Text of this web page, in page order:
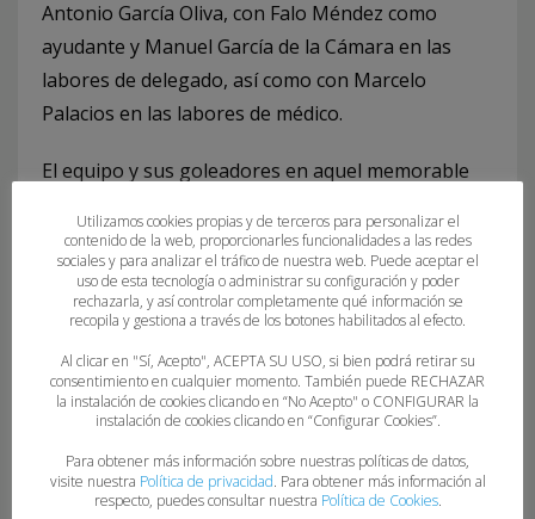
Antonio García Oliva, con Falo Méndez como
ayudante y Manuel García de la Cámara en las
labores de delegado, así como con Marcelo
Palacios en las labores de médico.
El equipo y sus goleadores en aquel memorable
Antonio (porteros), Armesto, Paraja, Herrero (1 de
penalti), Mariano (1), Meana (1), Isaías (2), Miguel
(2), Viña (2), Alfonso (3) y Vicente (8 dos de penalti).
El Grupo Covadonga brilló a un excelente nivel,
dominando en el juego y en el marcador desde el
principio al final del partido. Destacaron en ataque
el pivote Vicente Moral, que se convirtió en el
máximo goleador del encuentro con 8 bellos y
espectaculares tantos, así como Juan de Dios
Utilizamos cookies propias y de terceros para personalizar el
contenido de la web, proporcionarles funcionalidades a las redes
sociales y para analizar el tráfico de nuestra web. Puede aceptar el
uso de esta tecnología o administrar su configuración y poder
rechazarla, y así controlar completamente qué información se
recopila y gestiona a través de los botones habilitados al efecto.
Al clicar en "Sí, Acepto", ACEPTA SU USO, si bien podrá retirar su
consentimiento en cualquier momento. También puede RECHAZAR
la instalación de cookies clicando en “No Acepto" o CONFIGURAR la
instalación de cookies clicando en “Configurar Cookies”.
Para obtener más información sobre nuestras políticas de datos,
visite nuestra Política de privacidad. Para obtener más información al
respecto, puedes consultar nuestra Política de Cookies.